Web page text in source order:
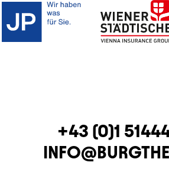
TELEFON
+43 (0)1
E-MAIL